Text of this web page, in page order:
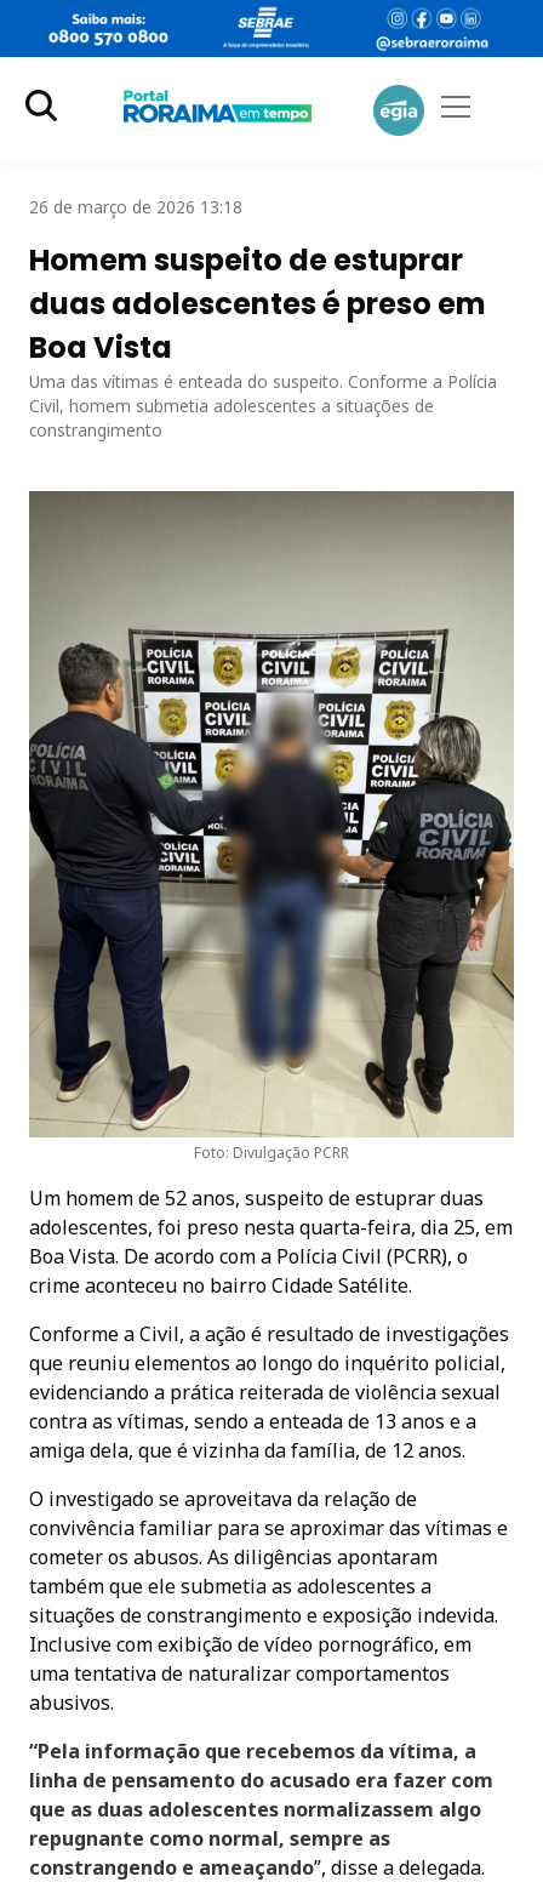
26 de março de 2026 13:18
Homem suspeito de estuprar
duas adolescentes é preso em
Boa Vista
Uma das vítimas é enteada do suspeito. Conforme a Polícia
Civil, homem submetia adolescentes a situações de
constrangimento
Foto: Divulgação PCRR
Um homem de 52 anos, suspeito de estuprar duas
adolescentes, foi preso nesta quarta-feira, dia 25, em
Boa Vista. De acordo com a Polícia Civil (PCRR), o
crime aconteceu no bairro Cidade Satélite.
Conforme a Civil, a ação é resultado de investigações
que reuniu elementos ao longo do inquérito policial,
evidenciando a prática reiterada de violência sexual
contra as vítimas, sendo a enteada de 13 anos e a
amiga dela, que é vizinha da família, de 12 anos.
O investigado se aproveitava da relação de
convivência familiar para se aproximar das vítimas e
cometer os abusos. As diligências apontaram
também que ele submetia as adolescentes a
situações de constrangimento e exposição indevida.
Inclusive com exibição de vídeo pornográfico, em
uma tentativa de naturalizar comportamentos
abusivos.
“Pela informação que recebemos da vítima, a
linha de pensamento do acusado era fazer com
que as duas adolescentes normalizassem algo
repugnante como normal, sempre as
constrangendo e ameaçando”, disse a delegada.